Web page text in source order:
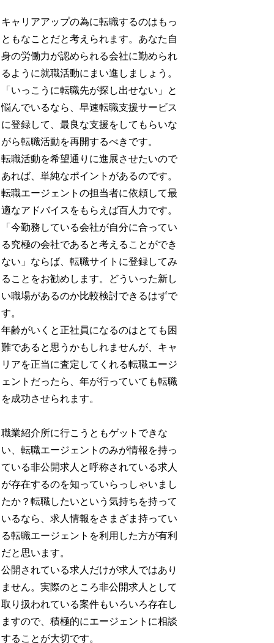
キャリアアップの為に転職するのはもっ
ともなことだと考えられます。あなた自
身の労働力が認められる会社に勤められ
るように就職活動にまい進しましょう。
「いっこうに転職先が探し出せない」と
悩んでいるなら、早速転職支援サービス
に登録して、最良な支援をしてもらいな
がら転職活動を再開するべきです。
転職活動を希望通りに進展させたいので
あれば、単純なポイントがあるのです。
転職エージェントの担当者に依頼して最
適なアドバイスをもらえば百人力です。
「今勤務している会社が自分に合ってい
る究極の会社であると考えることができ
ない」ならば、転職サイトに登録してみ
ることをお勧めします。どういった新し
い職場があるのか比較検討できるはずで
す。
年齢がいくと正社員になるのはとても困
難であると思うかもしれませんが、キャ
リアを正当に査定してくれる転職エージ
ェントだったら、年が行っていても転職
を成功させられます。
職業紹介所に行こうともゲットできな
い、転職エージェントのみが情報を持っ
ている非公開求人と呼称されている求人
が存在するのを知っていらっしゃいまし
たか？転職したいという気持ちを持って
いるなら、求人情報をさまざま持ってい
る転職エージェントを利用した方が有利
だと思います。
公開されている求人だけが求人ではあり
ません。実際のところ非公開求人として
取り扱われている案件もいろいろ存在し
ますので、積極的にエージェントに相談
することが大切です。